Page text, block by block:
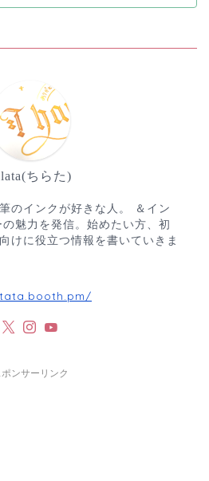
ちらた)
のインクが好きな人。 ＆イン
魅力を発信。始めたい方、初
けに役立つ情報を書いていきま
ポンサーリンク